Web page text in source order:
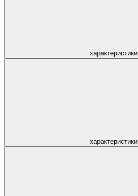
характеристики
характеристики